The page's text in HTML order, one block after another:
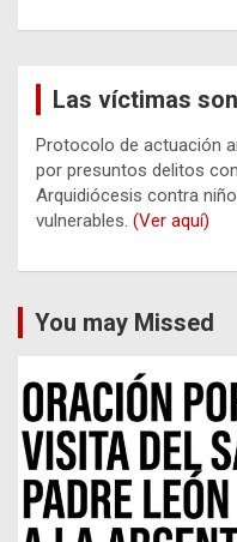
Las víctimas
Protocolo de actuación
por presuntos delitos
Arquidiócesis contra
vulnerables. (Ver aquí)
You may Missed